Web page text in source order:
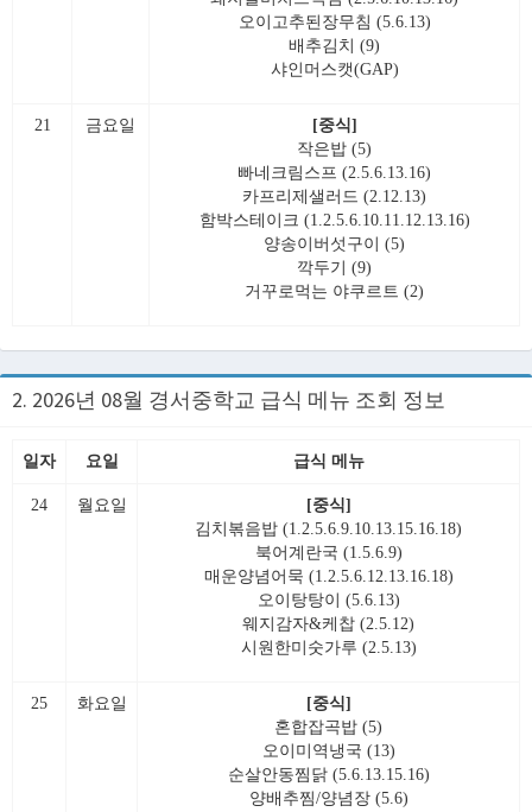
오이고추된장무침 (5.6.13)
배추김치 (9)
샤인머스캣(GAP)
21 금요일
[중식]
작은밥 (5)
빠네크림스프 (2.5.6.13.16)
카프리제샐러드 (2.12.13)
함박스테이크 (1.2.5.6.10.11.12.13.16)
양송이버섯구이 (5)
깍두기 (9)
거꾸로먹는 야쿠르트 (2)
2. 2026년 08월 경서중학교 급식 메뉴 조회 정보
일자 요일 급식 메뉴
24 월요일
[중식]
김치볶음밥 (1.2.5.6.9.10.13.15.16.18)
북어계란국 (1.5.6.9)
매운양념어묵 (1.2.5.6.12.13.16.18)
오이탕탕이 (5.6.13)
웨지감자&케찹 (2.5.12)
시원한미숫가루 (2.5.13)
25 화요일
[중식]
혼합잡곡밥 (5)
오이미역냉국 (13)
순살안동찜닭 (5.6.13.15.16)
양배추찜/양념장 (5.6)